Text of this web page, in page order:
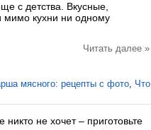
с детства. Вкусные,
мимо кухни ни одному
Читать далее »
мясного: рецепты с фото, Что
не хочет – приготовьте